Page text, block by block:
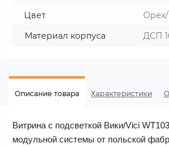
Цвет
Материал корпуса
ДСП
Описание товара Характеристики
Витрина с подсветкой Вики/Vici
модульной системы от польской